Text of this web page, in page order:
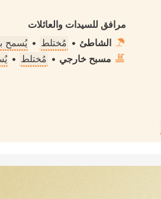
مرافق للسيدات والعائلات
الشاطئ • مُختلط • يُسمح
مسبح خارجي • مُختلط •